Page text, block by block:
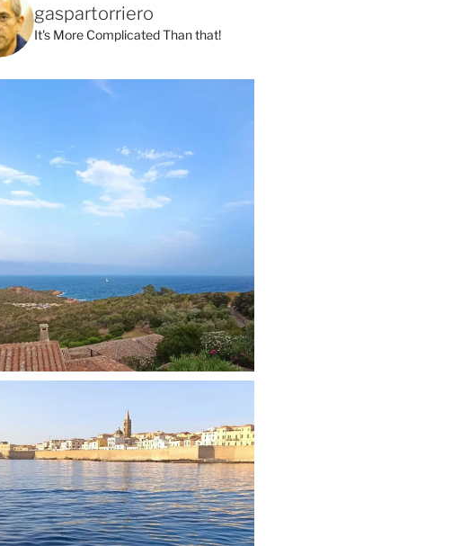
gaspartorriero
It's More Complicated Than that!